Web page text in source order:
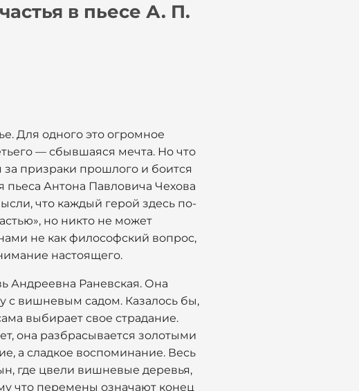
в пьесе А. П.
Для одного это огромное
— сбывшаяся мечта. Но что
за призраки прошлого и боится
пьеса Антона Павловича Чехова
что каждый герой здесь по-
но никто не может
не как философский вопрос,
настоящего.
Андреевна Раневская. Она
с вишневым садом. Казалось бы,
выбирает свое страдание.
она разбрасывается золотыми
а сладкое воспоминание. Весь
где цвели вишневые деревья,
что перемены означают конец